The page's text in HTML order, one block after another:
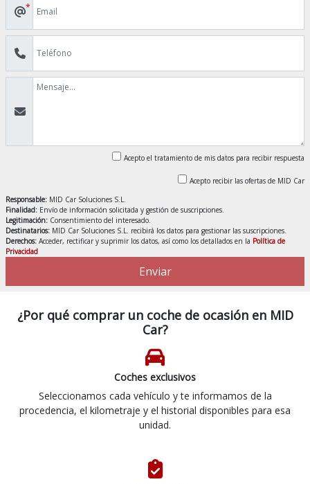
*
Acepto el tratamiento de mis datos para recibir respuesta
Acepto recibir las ofertas de MID Car
Responsable: MID Car Soluciones S.L.
Finalidad: Envío de información solicitada y gestión de suscripciones.
Legitimación: Consentimiento del interesado.
Destinatarios: MID Car Soluciones S.L. recibirá los datos para gestionar las suscripciones.
Derechos: Acceder, rectificar y suprimir los datos, así como los detallados en la Política de
Privacidad
Enviar
¿Por qué comprar un coche de ocasión en MID
Car?
Coches exclusivos
Seleccionamos cada vehículo y te informamos de la
procedencia, el kilometraje y el historial disponibles para esa
unidad.